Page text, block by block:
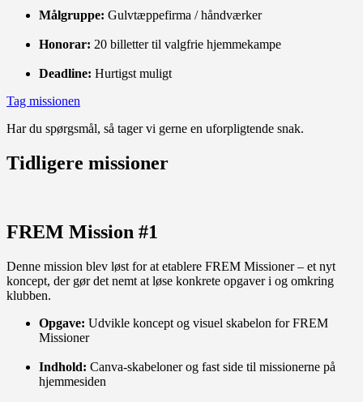
Målgruppe: Gulvtæppefirma / håndværker
Honorar: 20 billetter til valgfrie hjemmekampe
Deadline: Hurtigst muligt
Tag missionen
Har du spørgsmål, så tager vi gerne en uforpligtende snak.
Tidligere missioner
FREM Mission #1
Denne mission blev løst for at etablere FREM Missioner – et nyt
koncept, der gør det nemt at løse konkrete opgaver i og omkring
klubben.
Opgave: Udvikle koncept og visuel skabelon for FREM
Missioner
Indhold: Canva-skabeloner og fast side til missionerne på
hjemmesiden